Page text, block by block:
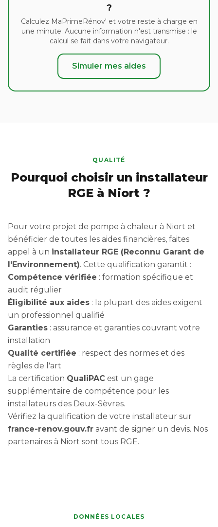
?
Calculez MaPrimeRénov' et votre reste à charge en
une minute. Aucune information n'est transmise : le
calcul se fait dans votre navigateur.
Simuler mes aides
QUALITÉ
Pourquoi choisir un installateur
RGE à Niort ?
Pour votre projet de pompe à chaleur à Niort et
bénéficier de toutes les aides financières, faites
appel à un installateur RGE (Reconnu Garant de
l'Environnement). Cette qualification garantit :
Compétence vérifiée : formation spécifique et
audit régulier
Éligibilité aux aides : la plupart des aides exigent
un professionnel qualifié
Garanties : assurance et garanties couvrant votre
installation
Qualité certifiée : respect des normes et des
règles de l'art
La certification QualiPAC est un gage
supplémentaire de compétence pour les
installateurs des Deux-Sèvres.
Vérifiez la qualification de votre installateur sur
france-renov.gouv.fr avant de signer un devis. Nos
partenaires à Niort sont tous RGE.
DONNÉES LOCALES